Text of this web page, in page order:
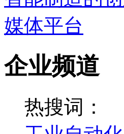
企业频道
热搜词：